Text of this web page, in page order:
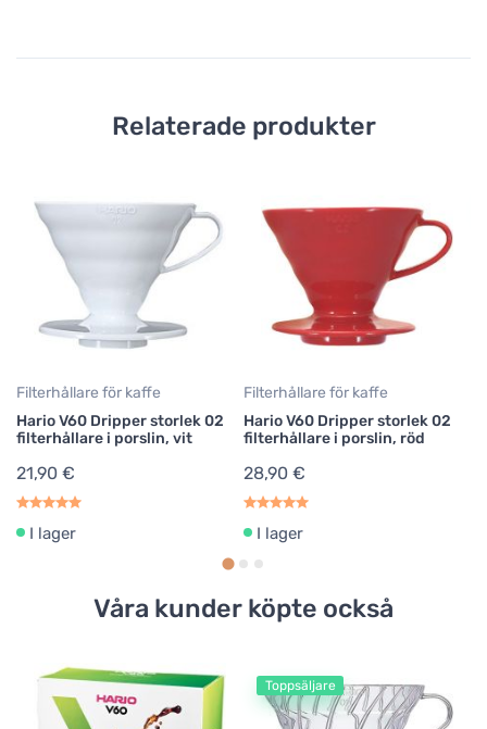
Relaterade produkter
Filterhållare för kaffe
Hario V60 Dripper storlek 02
filterhållare i porslin, vit
21,90 €
I lager
Filterhållare för kaffe
Hario V60 Dripper storlek 02
filterhållare i porslin, röd
28,90 €
I lager
Våra kunder köpte också
Toppsäljare